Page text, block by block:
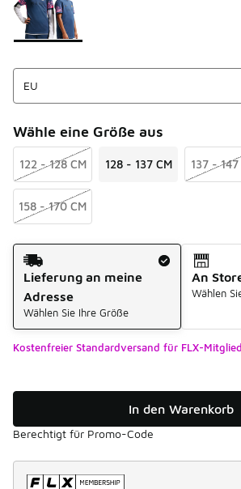
Wähle eine Größe aus
122 - 128 CM 128 - 137 CM 137 - 147
158 - 170 CM
Versandart
Lieferung an meine
Adresse
Wählen Sie Ihre Größe
An
Wählen
Kostenfreier Standardversand für FLX-
In den Warenkorb
Berechtigt für Promo-Code